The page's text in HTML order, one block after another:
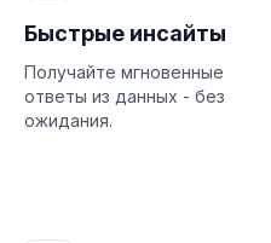
Быстрые инсайты
Получайте мгновенные
ответы из данных - без
ожидания.